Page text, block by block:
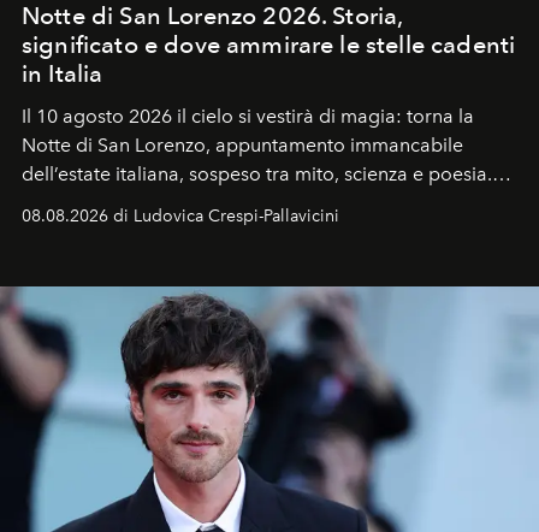
Notte di San Lorenzo 2026. Storia,
significato e dove ammirare le stelle cadenti
in Italia
Il 10 agosto 2026 il cielo si vestirà di magia: torna la
Notte di San Lorenzo, appuntamento immancabile
dell’estate italiana, sospeso tra mito, scienza e poesia.
Sarà il momento in cui gli occhi si alzano verso la volta
celeste per seguire il passaggio delle
all’universo i desideri più segreti
08.08.2026 di Ludovica Crespi-Pallavicini